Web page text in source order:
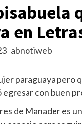
en
abnotiweb
paraguaya pero
con buen
de Manader es